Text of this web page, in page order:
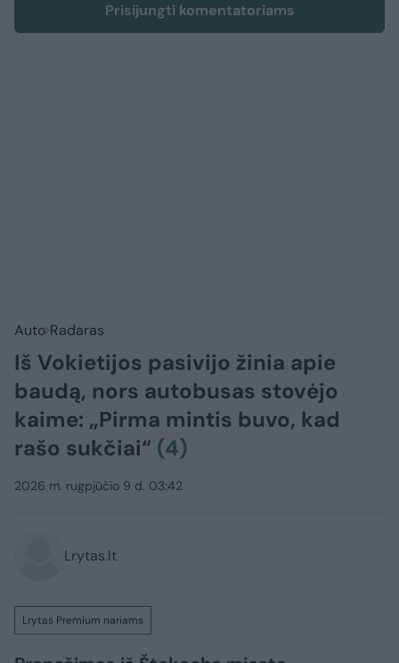
Prisijungti komentatoriams
Auto Radaras
Iš Vokietijos pasivijo žinia apie
baudą, nors autobusas stovėjo
kaime: „Pirma mintis buvo, kad
rašo sukčiai“ (4)
2026 m. rugpjūčio 9 d. 03:42
Lrytas.lt
Lrytas Premium nariams